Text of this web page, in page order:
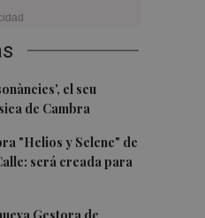
el seu
de Cambra
"Helios y Selene" de
será creada para